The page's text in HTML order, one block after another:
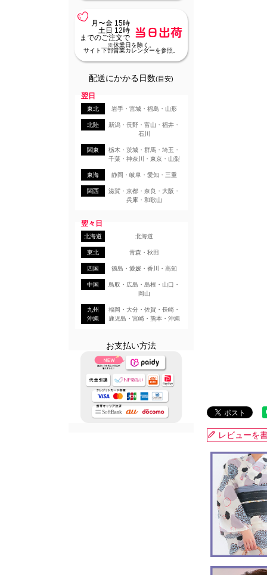
月〜金 15時
土日 12時
までのご注文で
当日出荷
※休業日を除く。
サイト下部営業カレンダーを参照。
配送にかかる日数(目安)
翌日
東北 岩手・宮城・福島・山形
北陸
新潟・長野・富山・福井・
石川
関東
栃木・茨城・群馬・埼玉・
千葉・神奈川・東京・山梨
東海 静岡・岐阜・愛知・三重
関西
滋賀・京都・奈良・大阪・
兵庫・和歌山
翌々日
北海道 北海道
東北 青森・秋田
四国 徳島・愛媛・香川・高知
中国
鳥取・広島・島根・山口・
岡山
九州
沖縄
福岡・大分・佐賀・長崎・
鹿児島・宮崎・熊本・沖縄
お支払い方法
レビューを